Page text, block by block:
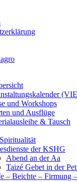
und Workshops
und Ausflüge
& Tausch
der KSHG
Abend an der Aa
Taizé Gebet in der
– Beichte – Firmung